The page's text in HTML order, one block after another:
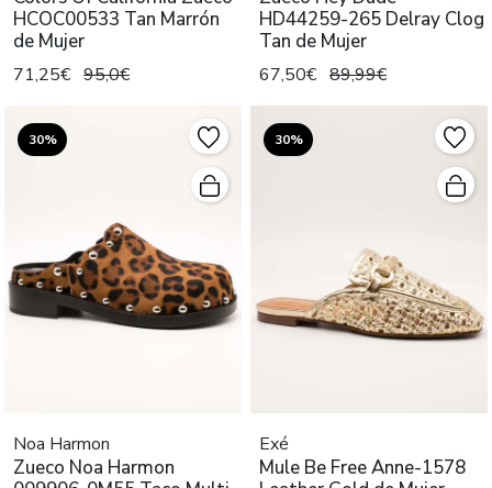
HCOC00533 Tan Marrón
de Mujer
71,25€ 95,0€
HD44259-265 Delray Clog
Tan de Mujer
67,50€ 89,99€
30%
Noa Harmon
Zueco Noa Harmon
30%
Exé
Mule Be Free Anne-1578